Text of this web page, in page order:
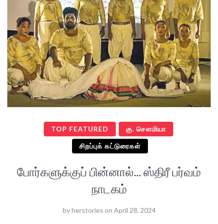
TOP FEATURED கு. செளமியா
சிறப்புக் கட்டுரைகள்
போர்களுக்குப் பின்னால்... ஸ்திரீ பர்வம்
நாடகம்
byherstories on April 28, 2024